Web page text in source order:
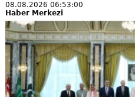
08.08.2026 06:53:00
Haber Merkezi